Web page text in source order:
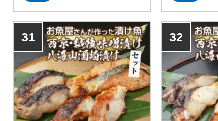
31 32